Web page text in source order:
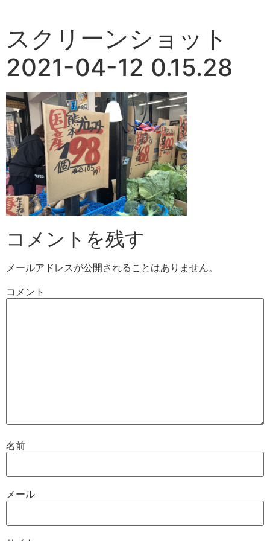
スクリーンショット
2021-04-12 0.15.28
コメントを残す
メールアドレスが公開されることはありません。
コメント
名前
メール